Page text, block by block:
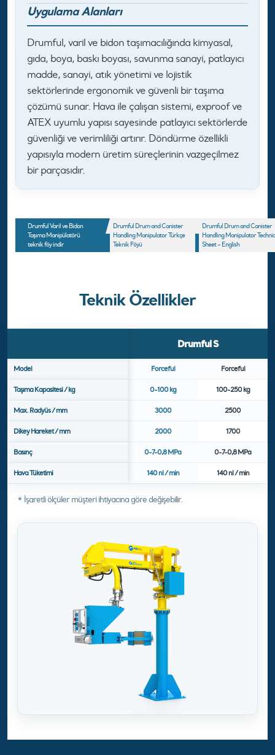
Uygulama Alanları
Drumful, varil ve bidon taşımacılığında kimyasal,
gıda, boya, baskı boyası, savunma sanayi, patlayıcı
madde, sanayi, atık yönetimi ve lojistik
sektörlerinde ergonomik ve güvenli bir taşıma
çözümü sunar. Hava ile çalışan sistemi, exproof ve
ATEX uyumlu yapısı sayesinde patlayıcı sektörlerde
güvenliği ve verimliliği artırır. Döndürme özellikli
yapısıyla modern üretim süreçlerinin vazgeçilmez
bir parçasıdır.
Drumful Varil ve Bidon
Taşıma Manipülatörü
teknik föy indir
Drumful Drum and Canister
Handling Manipulator Türkçe
Teknik Föyü
Drumful Drum and Canister
Handling Manipulator
Sheet – English
Teknik Özellikler
Drumful S
Model Forceful Forceful
Taşıma Kapasitesi / kg 0-100 kg 100-250 kg
Max. Radyüs / mm 3000 2500
Dikey Hareket / mm 2000 1700
Basınç 0-7-0,8 MPa 0-7-0,8 MPa
Hava Tüketimi 140 nl / min 140 nl / min
* İşaretli ölçüler müşteri ihtiyacına göre değişebilir.